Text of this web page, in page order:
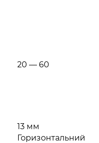
20 — 60
13 мм
Горизонтальний